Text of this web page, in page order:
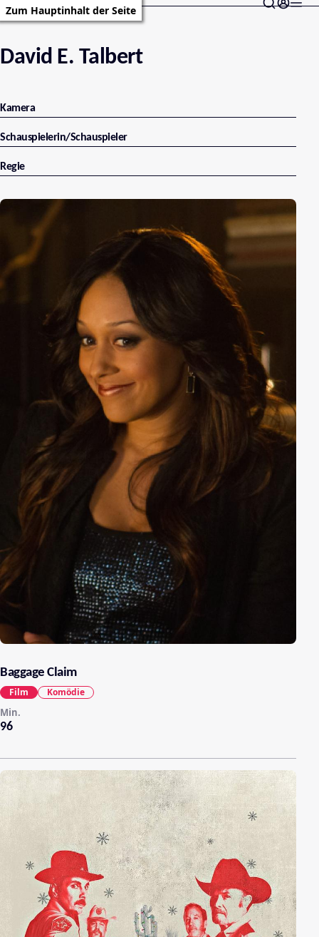
Zum Hauptinhalt der Seite
David E. Talbert
Kamera
Schauspielerin/Schauspieler
Regie
Baggage Claim
96
Min.
Film Komödie